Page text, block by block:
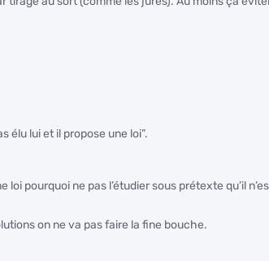
élu lui et il propose une loi”.
pourquoi ne pas l’étudier sous prétexte qu’il
on ne va pas faire la fine bouche.